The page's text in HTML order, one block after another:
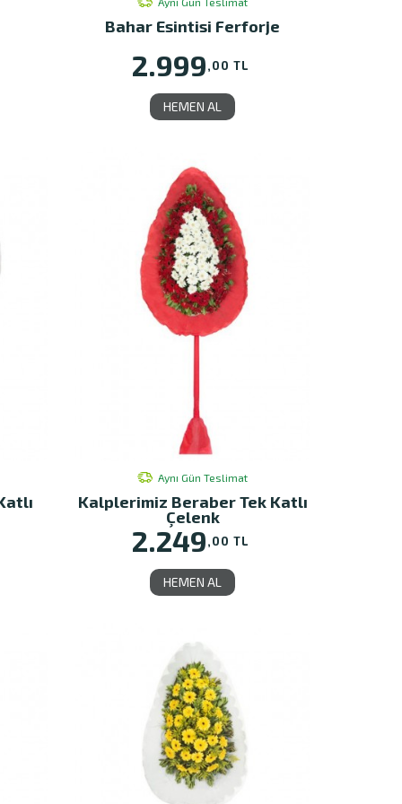
Bahar Esintisi Ferforje
2.999,00 TL
HEMEN AL
Aynı Gün Teslimat
Kalplerimiz Beraber Tek Katlı
Çelenk
2.249,00 TL
HEMEN AL